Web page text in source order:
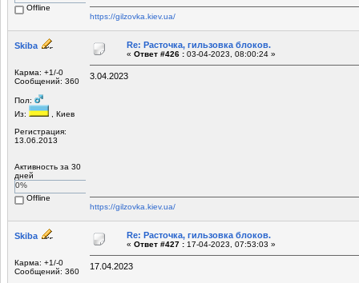
Offline
https://gilzovka.kiev.ua/
Skiba
Карма: +1/-0
Сообщений: 360
Пол:
Из:
, Киев
Регистрация:
13.06.2013
Активность за 30
дней
0%
Offline
Re: Расточка, гильзовка блоков.
« Ответ #426 : 03-04-2023, 08:00:24 »
3.04.2023
https://gilzovka.kiev.ua/
Skiba
Карма: +1/-0
Сообщений: 360
Re: Расточка, гильзовка блоков.
« Ответ #427 : 17-04-2023, 07:53:03 »
17.04.2023